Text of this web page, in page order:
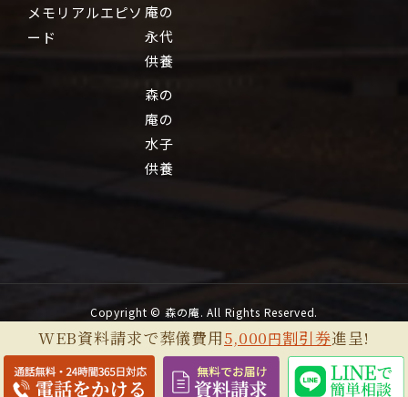
メモリアルエピソ
ード
庵の
永代
供養
森の
庵の
水子
供養
Copyright © 森の庵. All Rights Reserved.
WEB資料請求で葬儀費用5,000円割引券進呈!